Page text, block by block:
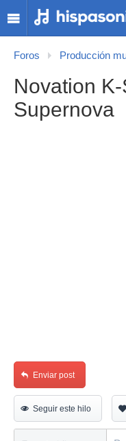
Foros Producción
Novation
Supernova
Enviar post
Seguir este hilo